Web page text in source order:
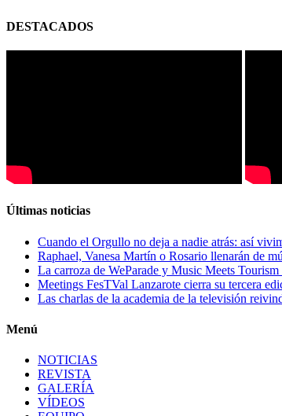
DESTACADOS
Últimas noticias
Cuando el Orgullo no deja a nadie atrás: así
Raphael, Vanesa Martín o Rosario llenarán de
La carroza de WeParade y Music Meets
Meetings FesTVal Lanzarote cierra su tercera
Las charlas de la academia de la televisión
Menú
NOTICIAS
REVISTA
GALERÍA
VÍDEOS